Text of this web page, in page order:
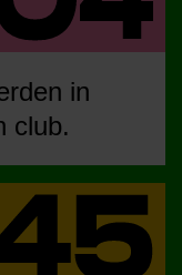
in
club.